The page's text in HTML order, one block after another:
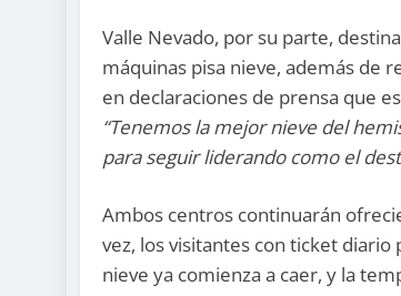
Valle Nevado, por su parte,
máquinas pisa nieve, además de
en declaraciones de prensa que
“Tenemos la mejor nieve del
para seguir liderando como el
Ambos centros continuarán
vez, los visitantes con ticket
nieve ya comienza a caer, y la